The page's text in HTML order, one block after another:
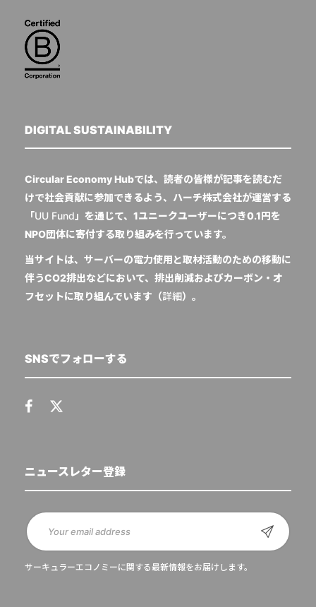
DIGITAL SUSTAINABILITY
Circular Economy Hubでは、読者の皆様が記事を読むだ
けで社会貢献に参加できるよう、ハーチ株式会社が運営する
「UU Fund 」を通じて、1ユニークユーザーにつき0.1円を
NPO団体に寄付する取り組みを行っています。
当サイトは、サーバーの電力使用と取材活動のための移動に
伴うCO2排出などにおいて、排出削減およびカーボン・オ
フセットに取り組んでいます（詳細）。
SNSでフォローする
ニュースレター登録
サーキュラーエコノミーに関する最新情報をお届けします。